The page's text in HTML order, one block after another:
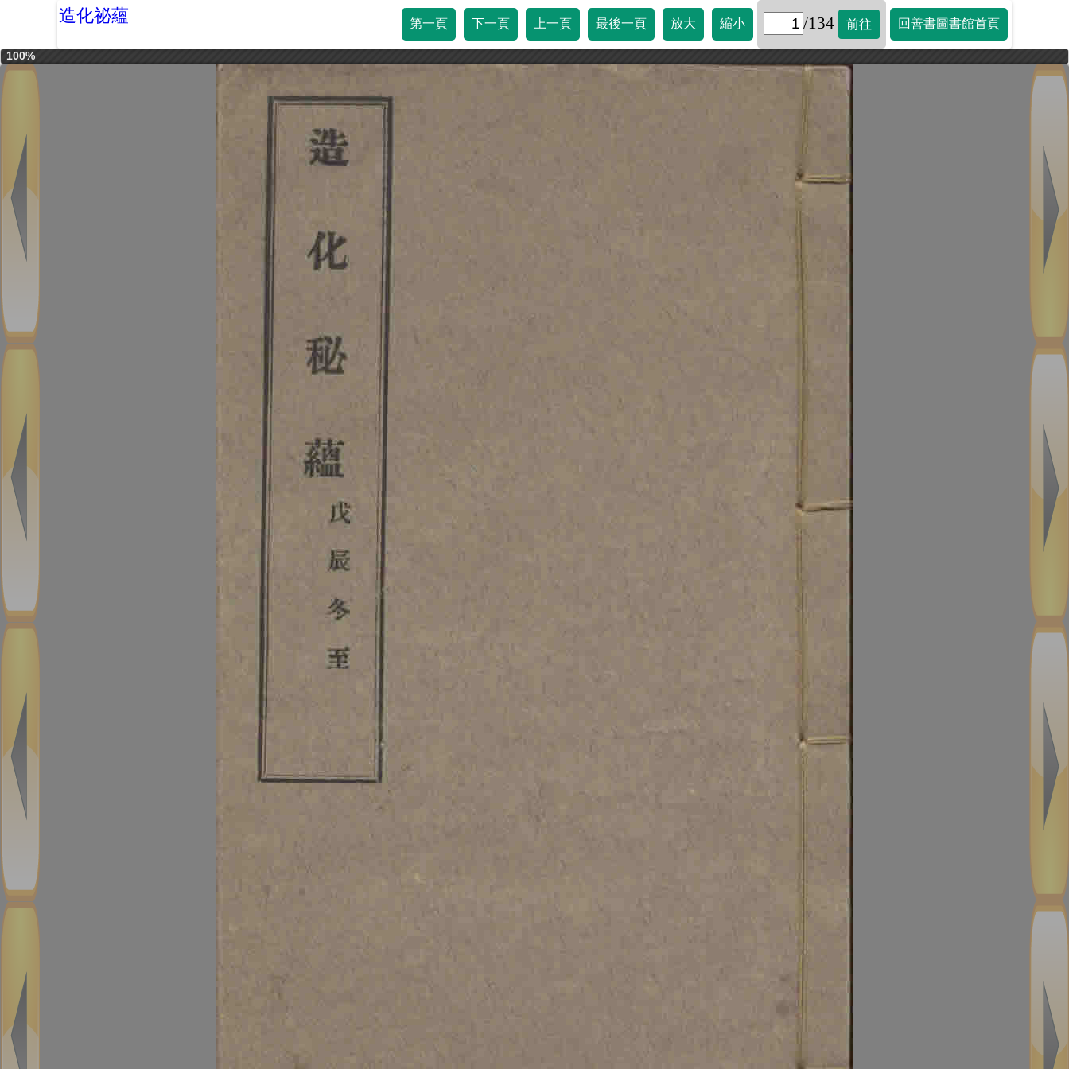
造化祕蘊 第一頁 下一頁 上一頁 最後一頁 放大 縮小 /134 前往 回善書圖書館首頁
100%